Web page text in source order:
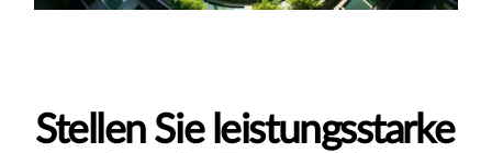
Stellen Sie leistungsstarke